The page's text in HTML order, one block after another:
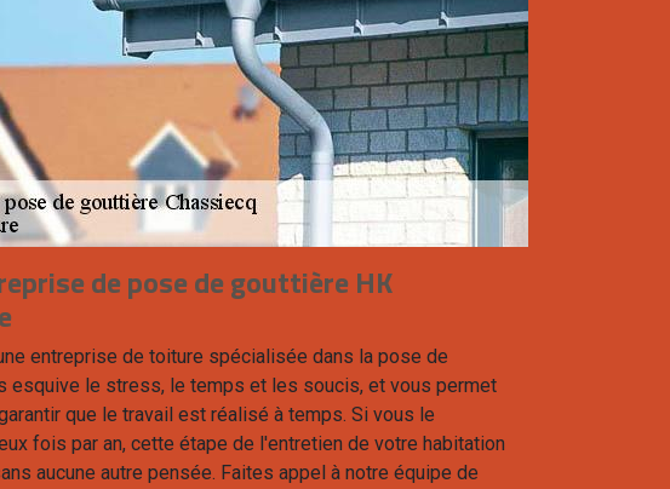
de pose de gouttière HK
entreprise de toiture spécialisée dans la pose de
esquive le stress, le temps et les soucis, et vous permet
que le travail est réalisé à temps. Si vous le
fois par an, cette étape de l'entretien de votre habitation
aucune autre pensée. Faites appel à notre équipe de